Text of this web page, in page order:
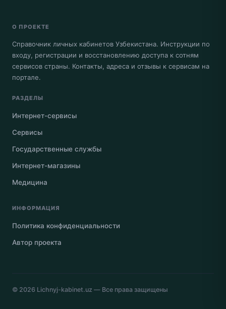
О ПРОЕКТЕ
Справочник личных кабинетов Узбекистана. Инструкции по
входу, регистрации и восстановлению доступа к сотням
сервисов страны. Контакты, адреса и отзывы к сервисам на
портале.
РАЗДЕЛЫ
Интернет-сервисы
Сервисы
Государственные службы
Интернет-магазины
Медицина
ИНФОРМАЦИЯ
Политика конфиденциальности
Автор проекта
© 2026 Lichnyj-kabinet.uz — Все права защищены